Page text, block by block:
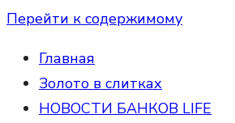
Перейти к содержимому
Главная
Золото в слитках
НОВОСТИ БАНКОВ LIFE